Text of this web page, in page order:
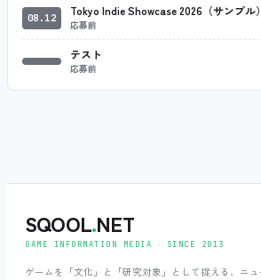
08.12 Tokyo Indie Showcase 2026（サンプル）
応募前
テスト
応募前
SQOOL.NET
GAME INFORMATION MEDIA ‧ SINCE 2013
ゲームを「文化」と「研究対象」として捉える、ニュ